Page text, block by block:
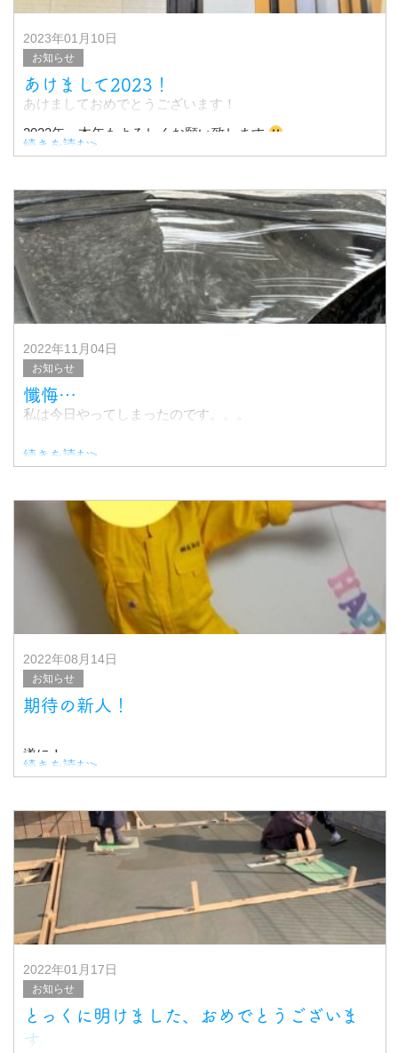
2023年01月10日
お知らせ
あけまして2023！
あけましておめでとうございます！
2023年、本年もよろしくお願い致します
さて、新年最初のお仕事は..
カーポートと、カーゲートの取り付け
続きを読む>
2022年11月04日
お知らせ
懺悔…
私は今日やってしまったのです。。。
可愛がっていた軽トラに傷をつけました
実は最近、、
細かいことは気にしない、
続きを読む>
2022年08月14日
お知らせ
期待の新人！
遂に！
伸び代しかない可愛い新人さんです
現場に登場した際は、どうぞよろしくお願い致します
&nb
続きを読む>
2022年01月17日
お知らせ
とっくに明けました、おめでとうございま
す。